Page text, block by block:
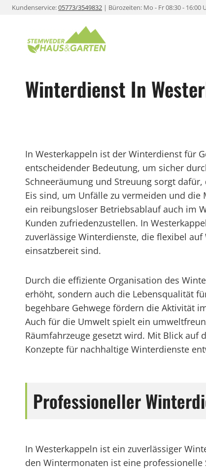
ZumKundenservice:05773/3549832 | Bürozeiten: Mo - Fr 08:30 - 16:00
Winterdienst In
In Westerkappeln ist der Winterdienst für
entscheidender Bedeutung, um sicher
Schneeräumung und Streuung sorgt
Eis sind, um Unfälle zu vermeiden und
ein reibungsloser Betriebsablauf auch im
Kunden zufriedenzustellen. In
zuverlässige Winterdienste, die flexibel
einsatzbereit sind.
Durch die effiziente Organisation des
erhöht, sondern auch die Lebensqualität
begehbare Gehwege fördern die Aktivität
Auch für die Umwelt spielt ein
Räumfahrzeuge gesetzt wird. Mit Blick auf
Konzepte für nachhaltige Winterdienste
Professioneller
In Westerkappeln ist ein zuverlässiger
den Wintermonaten ist eine